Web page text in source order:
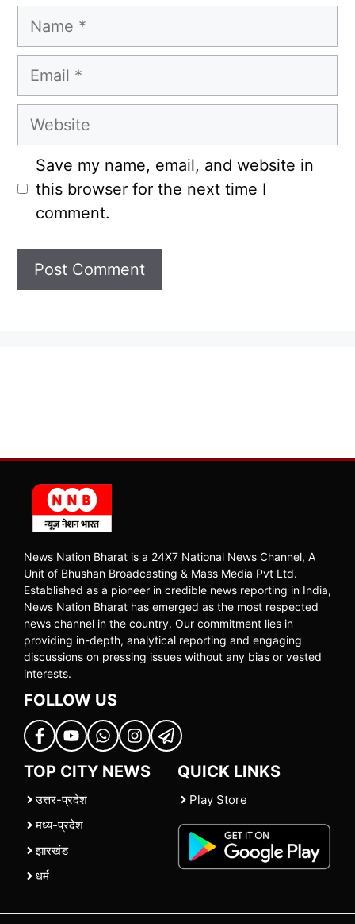
Name
Email
Website
Save my name, email, and website in
this browser for the next time I
comment.
News Nation Bharat is a 24X7 National News Channel, A
Unit of Bhushan Broadcasting & Mass Media Pvt Ltd.
Established as a pioneer in credible news reporting in India,
News Nation Bharat has emerged as the most respected
news channel in the country. Our commitment lies in
providing in-depth, analytical reporting and engaging
discussions on pressing issues without any bias or vested
interests.
FOLLOW US
TOP CITY NEWS
उत्तर-प्रदेश
मध्य-प्रदेश
झारखंड
धर्म
QUICK LINKS
Play Store